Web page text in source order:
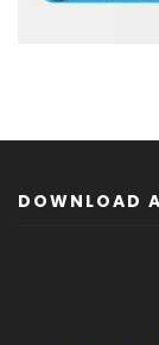
DOWNLOAD